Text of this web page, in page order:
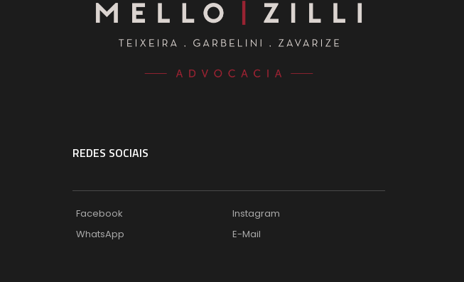
REDES SOCIAIS
Facebook
Instagram
WhatsApp
E-Mail